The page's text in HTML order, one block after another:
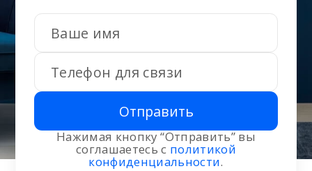
Отправить
Нажимая кнопку “Отправить” вы
соглашаетесь с политикой
конфиденциальности.